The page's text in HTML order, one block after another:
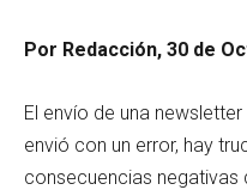
Por Redacción, 30 de
El envío de una
envió con un error, hay
consecuencias negativas